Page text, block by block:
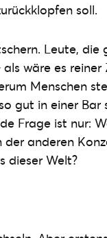
soll.
Leute,
wäre es
Menschen
gut in einer Bar
Frage ist nur:
anderen
dieser Welt?